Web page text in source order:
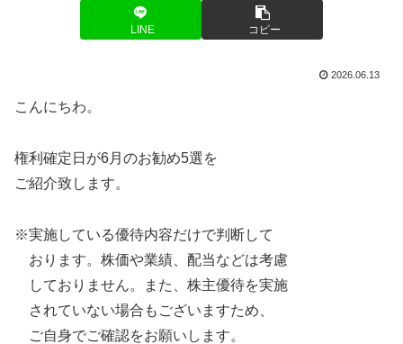
LINE コピー
2026.06.13
こんにちわ。
権利確定日が6月のお勧め5選を
ご紹介致します。
※実施している優待内容だけで判断して
おります。株価や業績、配当などは考慮
しておりません。また、株主優待を実施
されていない場合もございますため、
ご自身でご確認をお願いします。